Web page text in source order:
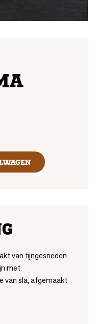
van fijngesneden
met
van sla, afgemaakt